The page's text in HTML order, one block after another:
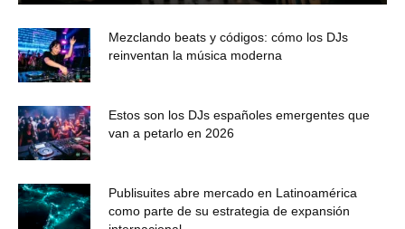
Mezclando beats y códigos: cómo los DJs
reinventan la música moderna
Estos son los DJs españoles emergentes que
van a petarlo en 2026
Publisuites abre mercado en Latinoamérica
como parte de su estrategia de expansión